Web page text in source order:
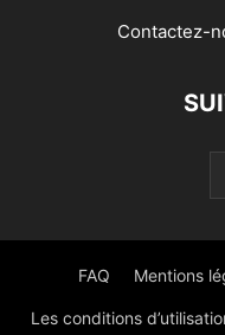
Contactez-
FAQ Mentions
Les conditions